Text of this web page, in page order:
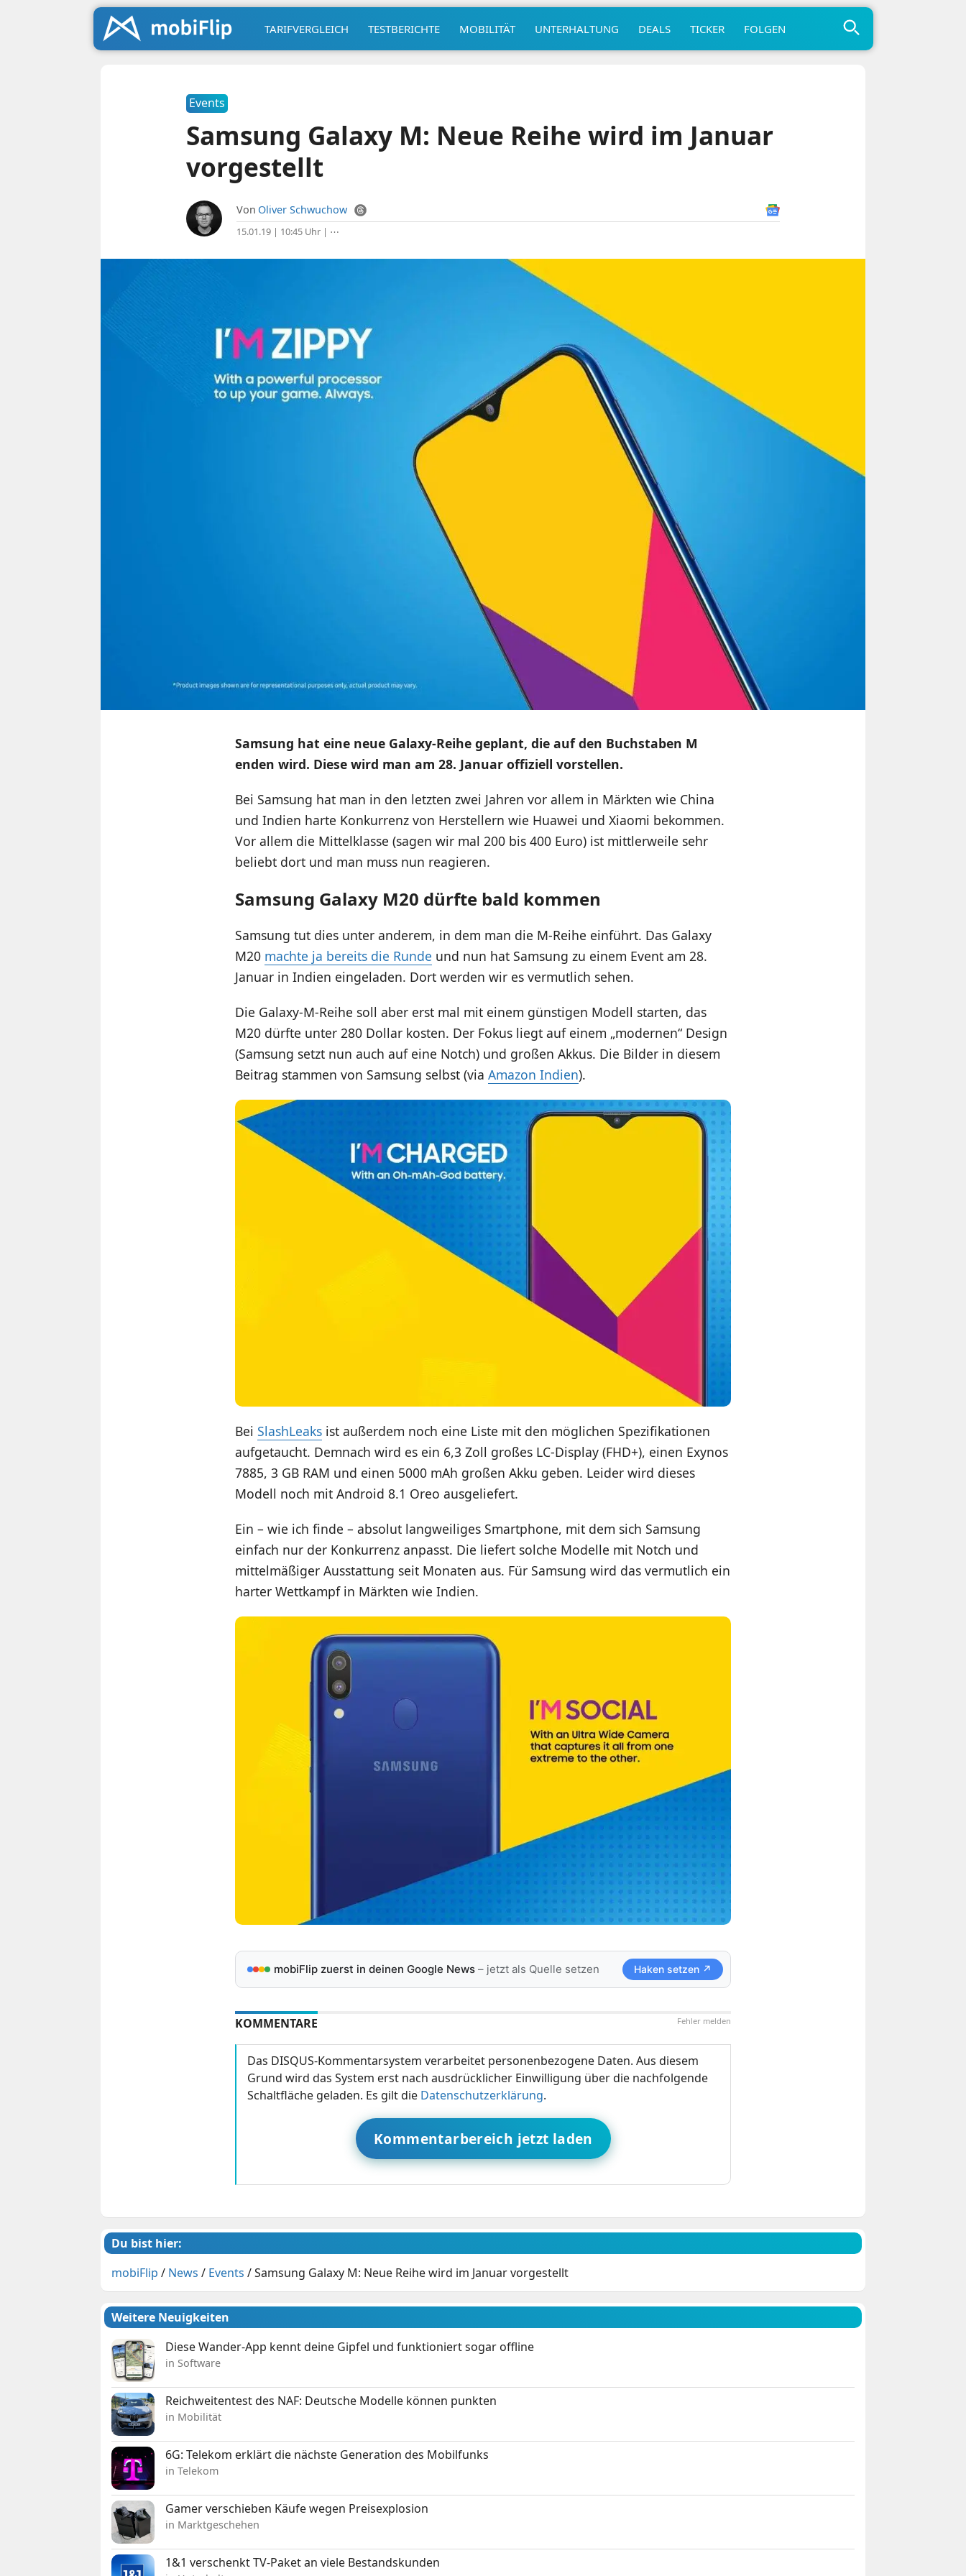
TARIFVERGLEICH TESTBERICHTE MOBILITÄT UNTERHALTUNG DEALS TICKER FOLGEN
Events
Samsung Galaxy M: Neue Reihe wird im Januar
vorgestellt
Von Oliver Schwuchow
15.01.19 | 10:45 Uhr| ⋯
Samsung hat eine neue Galaxy-Reihe geplant, die auf den Buchstaben M
enden wird. Diese wird man am 28. Januar offiziell vorstellen.
Bei Samsung hat man in den letzten zwei Jahren vor allem in Märkten wie China
und Indien harte Konkurrenz von Herstellern wie Huawei und Xiaomi bekommen.
Vor allem die Mittelklasse (sagen wir mal 200 bis 400 Euro) ist mittlerweile sehr
beliebt dort und man muss nun reagieren.
Samsung Galaxy M20 dürfte bald kommen
Samsung tut dies unter anderem, in dem man die M-Reihe einführt. Das Galaxy
M20 machte ja bereits die Runde und nun hat Samsung zu einem Event am 28.
Januar in Indien eingeladen. Dort werden wir es vermutlich sehen.
Die Galaxy-M-Reihe soll aber erst mal mit einem günstigen Modell starten, das
M20 dürfte unter 280 Dollar kosten. Der Fokus liegt auf einem „modernen“ Design
(Samsung setzt nun auch auf eine Notch) und großen Akkus. Die Bilder in diesem
Beitrag stammen von Samsung selbst (via Amazon Indien).
Bei SlashLeaksist außerdem noch eine Liste mit den möglichen Spezifikationen
aufgetaucht. Demnach wird es ein 6,3 Zoll großes LC-Display (FHD+), einen Exynos
7885, 3 GB RAM und einen 5000 mAh großen Akku geben. Leider wird dieses
Modell noch mit Android 8.1 Oreo ausgeliefert.
Ein – wie ich finde – absolut langweiliges Smartphone, mit dem sich Samsung
einfach nur der Konkurrenz anpasst. Die liefert solche Modelle mit Notch und
mittelmäßiger Ausstattung seit Monaten aus. Für Samsung wird das vermutlich ein
harter Wettkampf in Märkten wie Indien.
mobiFlip zuerst in deinen Google News– jetzt als Quelle setzen Haken setzen ↗
Fehler melden
KOMMENTARE
Das DISQUS-Kommentarsystem verarbeitet personenbezogene Daten. Aus diesem
Grund wird das System erst nach ausdrücklicher Einwilligung über die nachfolgende
Schaltfläche geladen. Es gilt die Datenschutzerklärung.
Kommentarbereich jetzt laden
Du bist hier:
mobiFlip / News / Events /Samsung Galaxy M: Neue Reihe wird im Januar vorgestellt
Weitere Neuigkeiten
Diese Wander-App kennt deine Gipfel und funktioniert sogar offline
in Software
Reichweitentest des NAF: Deutsche Modelle können punkten
in Mobilität
6G: Telekom erklärt die nächste Generation des Mobilfunks
in Telekom
Gamer verschieben Käufe wegen Preisexplosion
in Marktgeschehen
1&1 verschenkt TV-Paket an viele Bestandskunden